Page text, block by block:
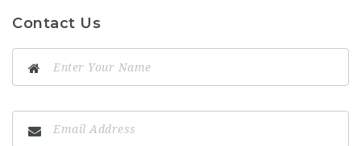
Contact Us